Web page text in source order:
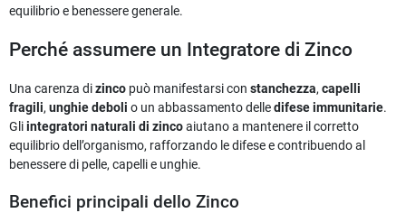
equilibrio e benessere generale.
Perché assumere un Integratore di Zinco
Una carenza dizinco può manifestarsi con stanchezza, capelli
fragili, unghie deboli o un abbassamento delledifese immunitarie.
Gliintegratori naturali di zincoaiutano a mantenere il corretto
equilibrio dell’organismo, rafforzando le difese e contribuendo al
benessere di pelle, capelli e unghie.
Benefici principali dello Zinco